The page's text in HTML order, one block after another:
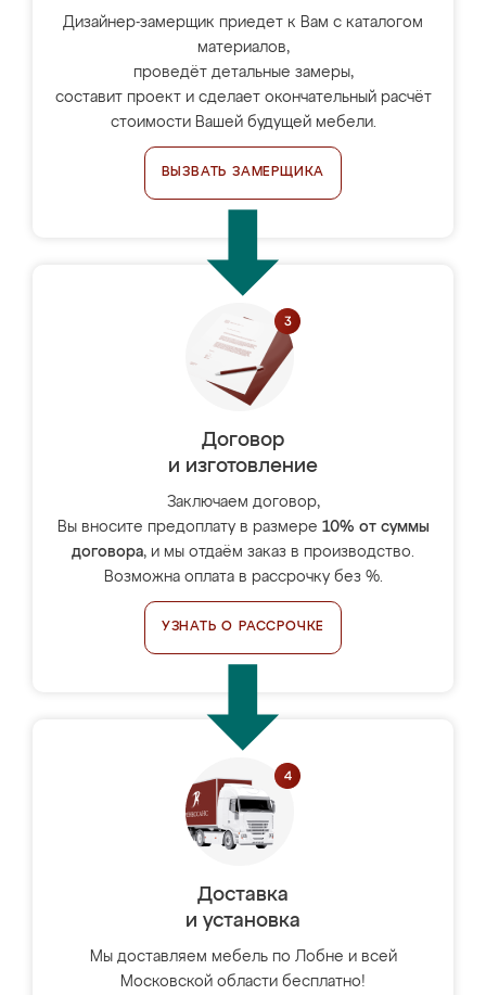
Дизайнер-замерщик приедет к Вам с каталогом
материалов,
проведёт детальные замеры,
составит проект и сделает окончательный расчёт
стоимости Вашей будущей мебели.
ВЫЗВАТЬ ЗАМЕРЩИКА
Договор
и изготовление
Заключаем договор,
Вы вносите предоплату в размере 10% от суммы
договора, и мы отдаём заказ в производство.
Возможна оплата в рассрочку без %.
УЗНАТЬ О РАССРОЧКЕ
Доставка
и установка
Мы доставляем мебель по Лобне и всей
Московской области бесплатно!